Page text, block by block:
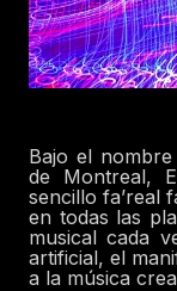
Bajo el
de Montreal,
sencillo fa’real
en todas las
musical cada
artificial, el
a la música